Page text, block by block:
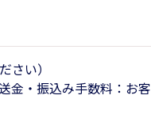
さい）
金・振込み手数料：お客